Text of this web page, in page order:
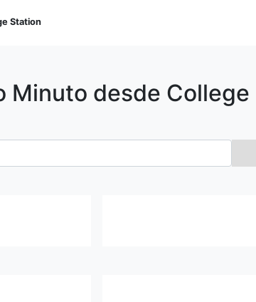
Station
Minuto desde